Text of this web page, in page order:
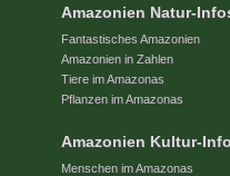
Amazonien Natur-
Fantastisches Amazonien
Amazonien in Zahlen
Tiere im Amazonas
Pflanzen im Amazonas
Amazonien Kultur-
Menschen im Amazonas